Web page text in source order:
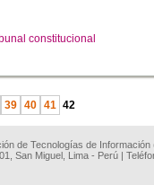
constitucional
39 40 41 42
de Tecnologías de
San Miguel, Lima - Perú |